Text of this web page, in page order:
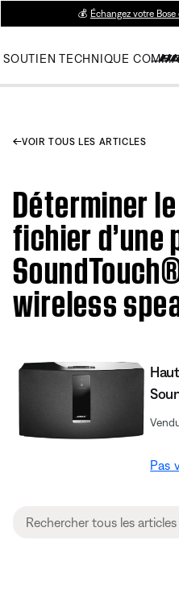
💰 Échangez votre
SOUTIEN TECHNIQUE
VOIR TOUS LES ARTICLES
Déterminer
fichier d’une
wireless
Pas